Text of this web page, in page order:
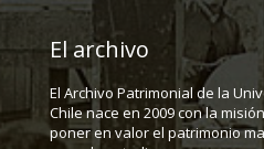
El archivo
El Archivo Patrimonial de la
Chile nace en 2009 con la
poner en valor el patrimonio